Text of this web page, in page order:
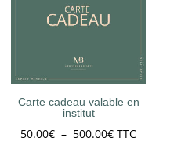
Carte cadeau valable en
institut
50.00€ – 500.00€Plage
TTC